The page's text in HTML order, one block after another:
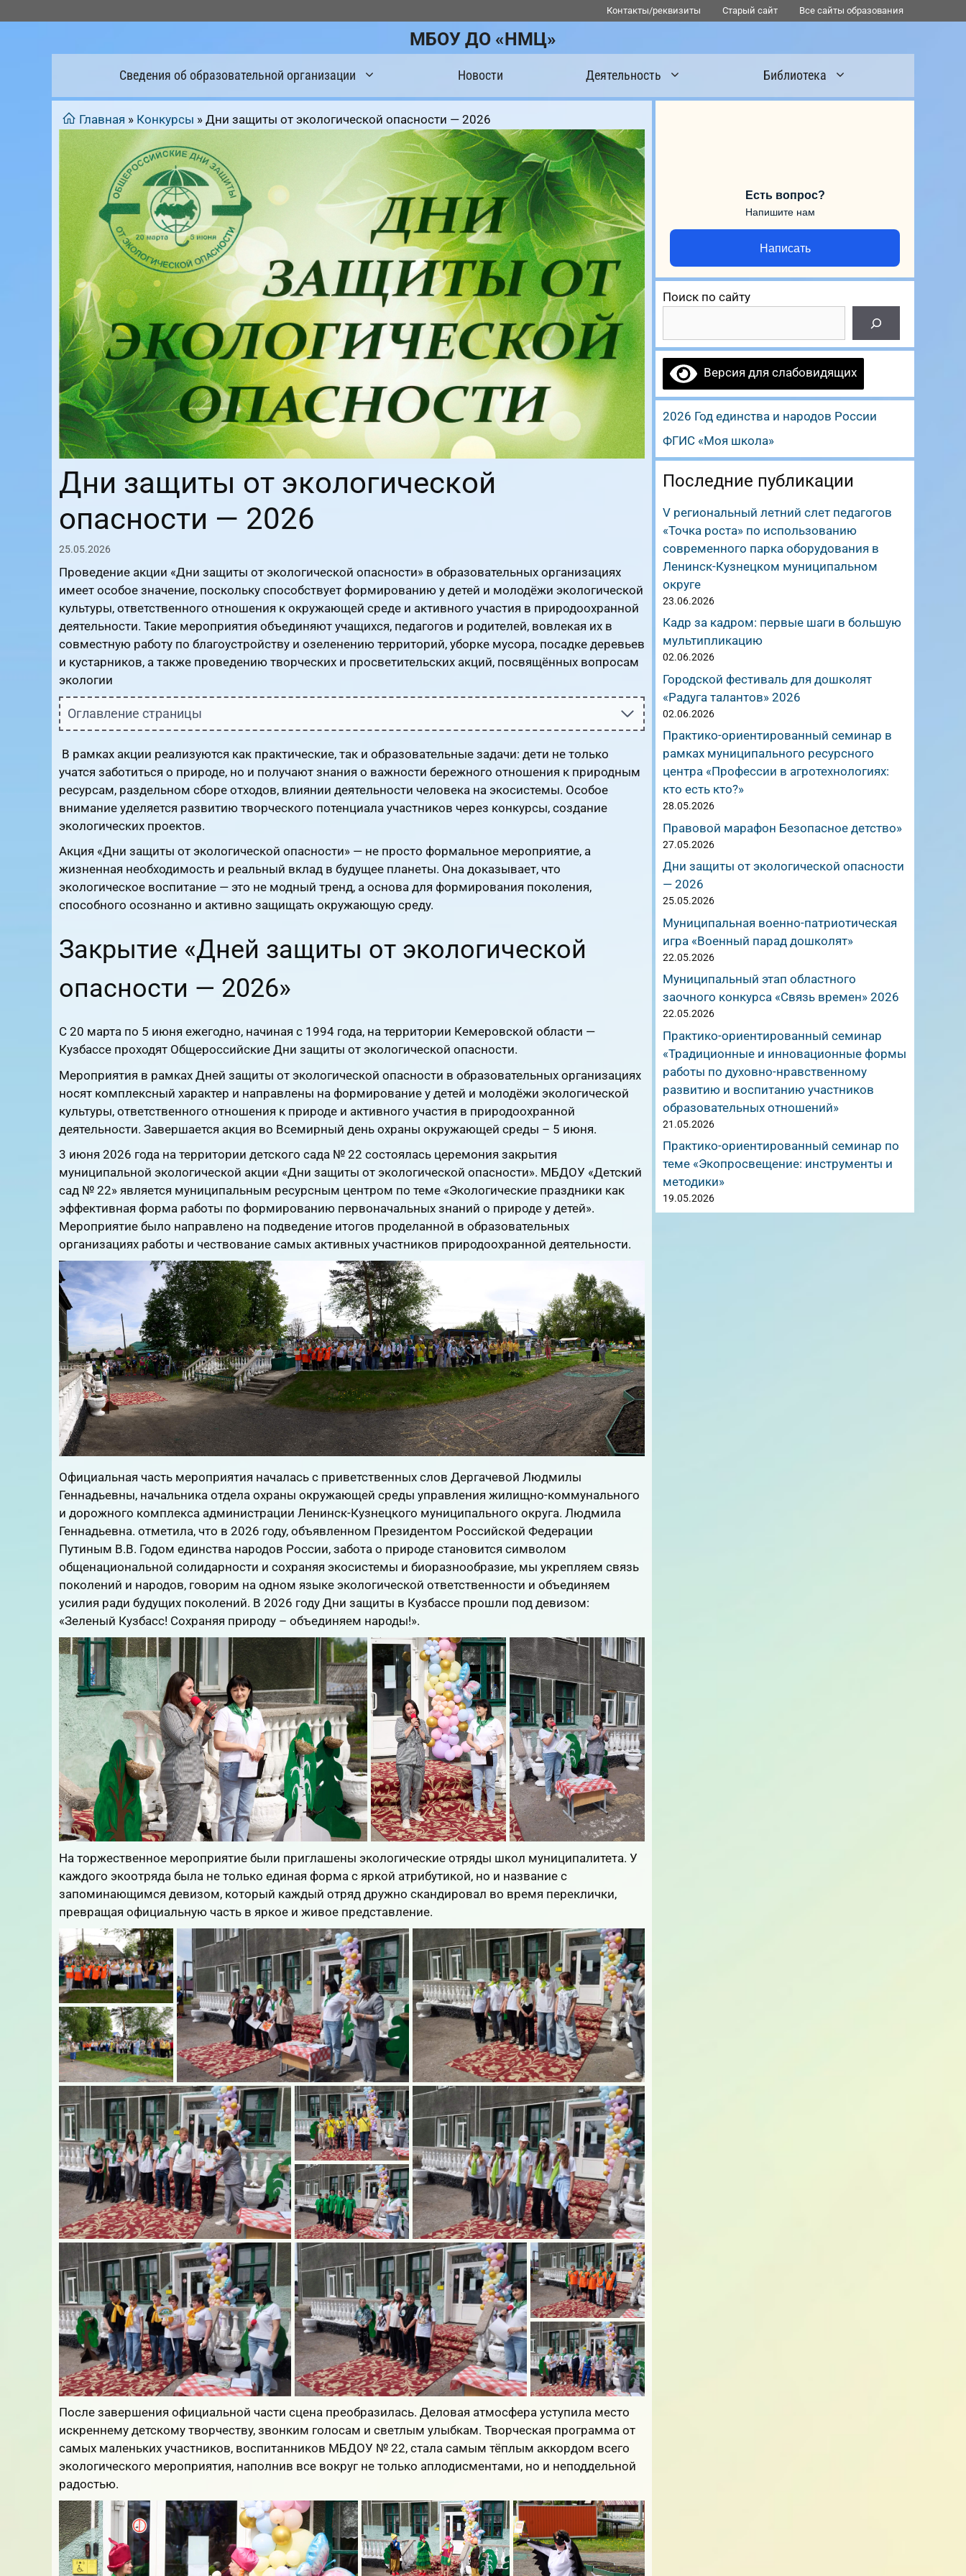
к
Контакты/реквизиты Старый сайт Все сайты образования
МБОУ ДО «НМЦ»
Сведения об образовательной организации Новости Деятельность Библиотека
Главная » Конкурсы »Дни защиты от экологической опасности — 2026
Дни защиты от экологической
опасности — 2026
25.05.2026
Проведение акции «Дни защиты от экологической опасности» в образовательных организациях
имеет особое значение, поскольку способствует формированию у детей и молодёжи экологической
культуры, ответственного отношения к окружающей среде и активного участия в природоохранной
деятельности. Такие мероприятия объединяют учащихся, педагогов и родителей, вовлекая их в
совместную работу по благоустройству и озеленению территорий, уборке мусора, посадке деревьев
и кустарников, а также проведению творческих и просветительских акций, посвящённых вопросам
экологии
Оглавление страницы
В рамках акции реализуются как практические, так и образовательные задачи: дети не только
учатся заботиться о природе, но и получают знания о важности бережного отношения к природным
ресурсам, раздельном сборе отходов, влиянии деятельности человека на экосистемы. Особое
внимание уделяется развитию творческого потенциала участников через конкурсы, создание
экологических проектов.
Акция «Дни защиты от экологической опасности» — не просто формальное мероприятие, а
жизненная необходимость и реальный вклад в будущее планеты. Она доказывает, что
экологическое воспитание — это не модный тренд, а основа для формирования поколения,
способного осознанно и активно защищать окружающую среду.
Закрытие «Дней защиты от экологической
опасности — 2026»
С 20 марта по 5 июня ежегодно, начиная с 1994 года, на территории Кемеровской области —
Кузбассе проходят Общероссийские Дни защиты от экологической опасности.
Мероприятия в рамках Дней защиты от экологической опасности в образовательных организациях
носят комплексный характер и направлены на формирование у детей и молодёжи экологической
культуры, ответственного отношения к природе и активного участия в природоохранной
деятельности. Завершается акция во Всемирный день охраны окружающей среды – 5 июня.
3 июня 2026 года на территории детского сада № 22 состоялась церемония закрытия
муниципальной экологической акции «Дни защиты от экологической опасности». МБДОУ «Детский
сад № 22» является муниципальным ресурсным центром по теме «Экологические праздники как
эффективная форма работы по формированию первоначальных знаний о природе у детей».
Мероприятие было направлено на подведение итогов проделанной в образовательных
организациях работы и чествование самых активных участников природоохранной деятельности.
Официальная часть мероприятия началась с приветственных слов Дергачевой Людмилы
Геннадьевны, начальника отдела охраны окружающей среды управления жилищно-коммунального
и дорожного комплекса администрации Ленинск-Кузнецкого муниципального округа. Людмила
Геннадьевна. отметила, что в 2026 году, объявленном Президентом Российской Федерации
Путиным В.В. Годом единства народов России, забота о природе становится символом
общенациональной солидарности и сохраняя экосистемы и биоразнообразие, мы укрепляем связь
поколений и народов, говорим на одном языке экологической ответственности и объединяем
усилия ради будущих поколений. В 2026 году Дни защиты в Кузбассе прошли под девизом:
«Зеленый Кузбасс! Сохраняя природу – объединяем народы!».
На торжественное мероприятие были приглашены экологические отряды школ муниципалитета. У
каждого экоотряда была не только единая форма с яркой атрибутикой, но и название с
запоминающимся девизом, который каждый отряд дружно скандировал во время переклички,
превращая официальную часть в яркое и живое представление.
После завершения официальной части сцена преобразилась. Деловая атмосфера уступила место
искреннему детскому творчеству, звонким голосам и светлым улыбкам. Творческая программа от
самых маленьких участников, воспитанников МБДОУ № 22, стала самым тёплым аккордом всего
экологического мероприятия, наполнив все вокруг не только аплодисментами, но и неподдельной
радостью.
Есть вопрос?
Напишите нам
Написать
Поиск по сайту
Версия для слабовидящих
2026 Год единства и народов России
ФГИС «Моя школа»
Последние публикации
V региональный летний слет педагогов
«Точка роста» по использованию
современного парка оборудования в
Ленинск-Кузнецком муниципальном
округе
23.06.2026
Кадр за кадром: первые шаги в большую
мультипликацию
02.06.2026
Городской фестиваль для дошколят
«Радуга талантов» 2026
02.06.2026
Практико-ориентированный семинар в
рамках муниципального ресурсного
центра «Профессии в агротехнологиях:
кто есть кто?»
28.05.2026
Правовой марафон Безопасное детство»
27.05.2026
Дни защиты от экологической опасности
— 2026
25.05.2026
Муниципальная военно-патриотическая
игра «Военный парад дошколят»
22.05.2026
Муниципальный этап областного
заочного конкурса «Связь времен» 2026
22.05.2026
Практико-ориентированный семинар
«Традиционные и инновационные формы
работы по духовно-нравственному
развитию и воспитанию участников
образовательных отношений»
21.05.2026
Практико-ориентированный семинар по
теме «Экопросвещение: инструменты и
методики»
19.05.2026